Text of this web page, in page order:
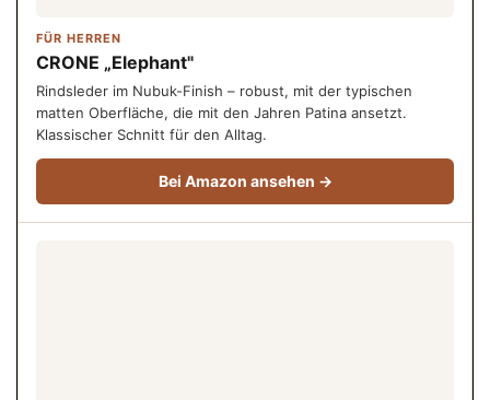
FÜR HERREN
CRONE „Elephant"
Rindsleder im Nubuk-Finish – robust, mit der typischen
matten Oberfläche, die mit den Jahren Patina ansetzt.
Klassischer Schnitt für den Alltag.
Bei Amazon ansehen →